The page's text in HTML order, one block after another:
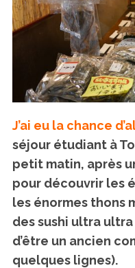
J’ai eu la chance
séjour étudiant à
petit matin, après
pour découvrir les
les énormes thons
des sushi ultra ultra
d’être un ancien
quelques lignes).